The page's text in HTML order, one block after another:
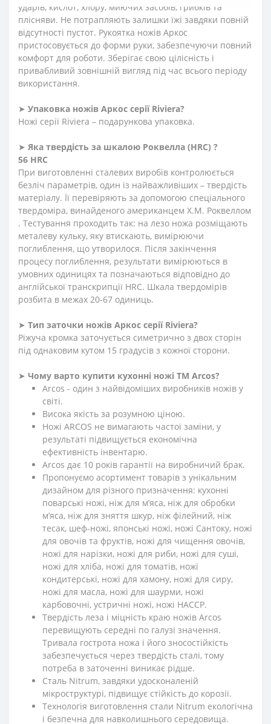
ударів, кислот, хлору, миючих засобів, грибків та
плісняви. Не потрапляють залишки їжі завдяки повній
відсутності пустот. Рукоятка ножів Аркос
пристосовується до форми руки, забезпечуючи повний
комфорт для роботи. Зберігає свою цілісність і
привабливий зовнішній вигляд під час всього періоду
використання.
➤ Упаковка ножів Аркос серіїRiviera?
Ножі серії Riviera – подарункова упаковка.
➤ Яка твердість за шкалою Роквелла (HRC) ?
56 HRC
При виготовленні сталевих виробів контролюється
безліч параметрів, один із найважливіших – твердість
матеріалу. Її перевіряють за допомогою спеціального
твердоміра, винайденого американцем Х.М. Роквеллом
. Тестування проходить так: на лезо ножа розміщають
металеву кульку, яку втискають, вимірюючи
поглиблення, що утворилося. Після закінчення
процесу поглиблення, результати вимірюються в
умовних одиницях та позначаються відповідно до
англійської транскрипції HRC. Шкала твердомірів
розбита в межах 20-67 одиниць.
➤ Тип заточки ножів Аркос серіїRiviera?
Ріжуча кромка заточується симетрично з двох сторін
під однаковим кутом 15 градусів з кожної сторони.
➤ Чому варто купити кухонні ножі ТМ Arcos?
Arcos - один з найвідоміших виробників ножів у
світі.
Висока якість за розумною ціною.
Ножі ARCOS не вимагають частої заміни, у
результаті підвищується економічна
ефективність інвентарю.
Arcos дає 10 років гарантії на виробничий брак.
Пропонуємо асортимент товарів з унікальним
дизайном для різного призначення: кухонні
поварські ножі, ніж для м’яса, ніж для обробки
м’яса, ніж для зняття шкур, ніж філейний, ніж
тесак, шеф-ножі, японські ножі, ножі Сантоку, ножі
для овочів та фруктів, ножі для чищення овочів,
ножі для нарізки, ножі для риби, ножі для суші,
ножі для хліба, ножі для томатів, ножі
кондитерські, ножі для хамону, ножі для сиру,
ножі для масла, ножі для шаурми, ножі
карбовочні, устричні ножі, ножі HACCP.
Твердість леза і міцність краю ножів Arcos
перевищують середні по галузі значення.
Тривала гострота ножа і його зносостійкість
забезпечується через твердість сталі, тому
потреба в заточенні виникає рідше.
Сталь Nitrum, завдяки удосконаленій
мікроструктурі, підвищує стійкість до корозії.
Технологія виготовлення стали Nitrum екологічна
і безпечна для навколишнього середовища.